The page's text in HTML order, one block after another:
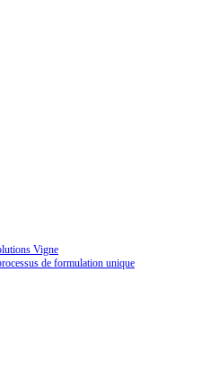
Vigne
de formulation unique